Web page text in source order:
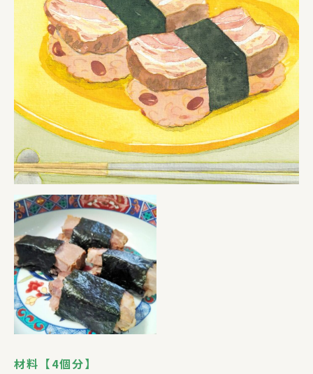
材料【4個分】